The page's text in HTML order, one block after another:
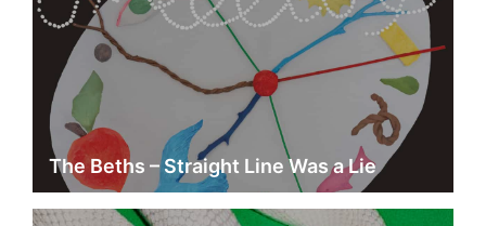
The Beths – Straight Line Was a Lie